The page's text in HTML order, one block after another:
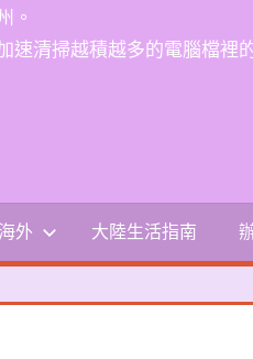
。
清掃越積越多的電腦檔裡
外 大陸生活指南